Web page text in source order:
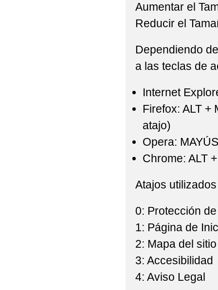
Aumentar el
Reducir el
Dependiendo
a las teclas de
Internet
Firefox: ALT +
atajo)
Opera:
Chrome: ALT
Atajos
0: Protección
1: Página de
2: Mapa del sitio
3: Accesibilidad
4: Aviso Legal